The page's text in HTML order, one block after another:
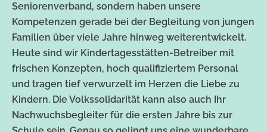
Seniorenverband, sondern haben unsere
Kompetenzen gerade bei der Begleitung von jungen
Familien über viele Jahre hinweg weiterentwickelt.
Heute sind wir Kindertagesstätten-Betreiber mit
frischen Konzepten, hoch qualifiziertem Personal
und tragen tief verwurzelt im Herzen die Liebe zu
Kindern. Die Volkssolidarität kann also auch Ihr
Nachwuchsbegleiter für die ersten Jahre bis zur